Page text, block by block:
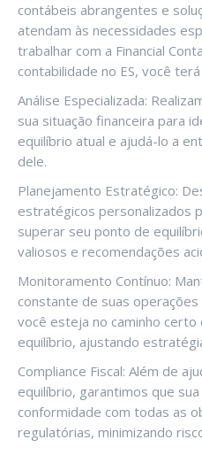
contábeis abrangentes e
atendam às necessidades
trabalhar com a Financial
contabilidade no ES, você
Análise Especializada:
sua situação financeira para
equilíbrio atual e ajudá-lo a
dele.
Planejamento Estratégico:
estratégicos personalizados
superar seu ponto de
valiosos e recomendações
Monitoramento Contínuo:
constante de suas
você esteja no caminho
equilíbrio, ajustando
Compliance Fiscal: Além de
equilíbrio, garantimos que
conformidade com todas as
regulatórias, minimizando